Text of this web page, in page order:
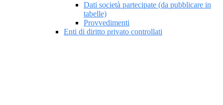
Dati società partecipate (da pubblicare in
tabelle)
Provvedimenti
Enti di diritto privato controllati